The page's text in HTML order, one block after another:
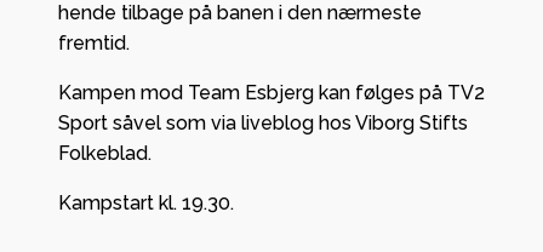
hende tilbage på banen i den nærmeste
fremtid.
Kampen mod Team Esbjerg kan følges på TV2
Sport såvel som via liveblog hos Viborg Stifts
Folkeblad.
Kampstart kl. 19.30.